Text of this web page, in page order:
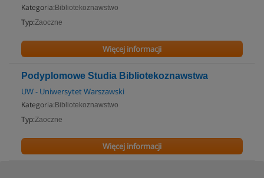
Kategoria: Bibliotekoznawstwo
Typ:Zaoczne
Więcej informacji
Podyplomowe Studia Bibliotekoznawstwa
UW - Uniwersytet Warszawski
Kategoria: Bibliotekoznawstwo
Typ:Zaoczne
Więcej informacji